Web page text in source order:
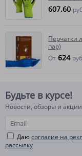
607.60
Перчатки
пар)
От 624
Будьте в курсе!
Новости, обзоры и акции
Даюсогласие на
рассылку